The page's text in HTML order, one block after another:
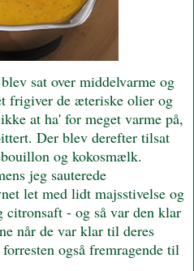
sat over middelvarme og
frigiver de æteriske olier og
at ha' for meget varme på,
Der blev derefter tilsat
og kokosmælk.
jeg sauterede
let med lidt majsstivelse og
citronsaft - og så var den klar
når de var klar til deres
også fremragende til